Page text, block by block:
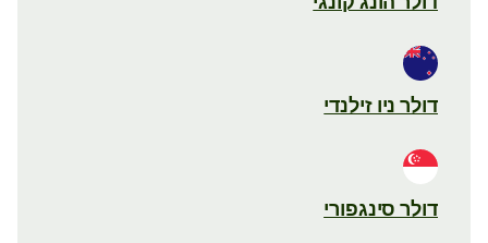
דולר ניו זילנדי
דולר סינגפורי